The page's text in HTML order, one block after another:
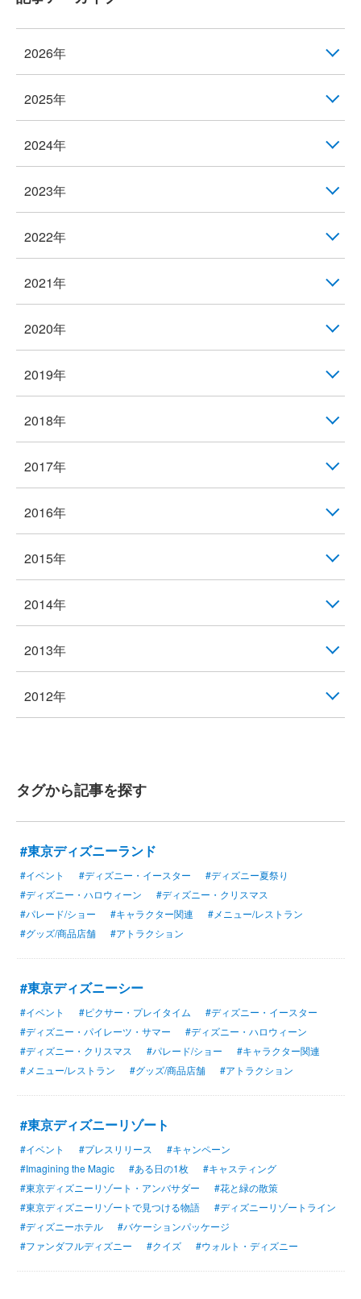
2026年
2025年
2024年
2023年
2022年
2021年
2020年
2019年
2018年
2017年
2016年
2015年
2014年
2013年
2012年
タグから記事を探す
#東京ディズニーランド
#イベント #ディズニー・イースター
#ディズニー夏祭り
#ディズニー・ハロウィーン
#ディズニー・クリスマス
#パレード/ショー
#キャラクター関連
#メニュー/レストラン
#グッズ/商品店舗
#アトラクション
#東京ディズニーシー
#イベント #ピクサー・プレイタイム
#ディズニー・イースター
#ディズニー・パイレーツ・サマー
#ディズニー・ハロウィーン
#ディズニー・クリスマス
#パレード/ショー
#キャラクター関連
#メニュー/レストラン
#グッズ/商品店舗 #アトラクション
#東京ディズニーリゾート
#イベント #プレスリリース
#キャンペーン
#Imagining the Magic
#ある日の1枚
#キャスティング
#東京ディズニーリゾート・アンバサダー
#花と緑の散策
#東京ディズニーリゾートで見つける物語
#ディズニーリゾートライン
#ディズニーホテル
#バケーションパッケージ
#ファンダフルディズニー
#クイズ #ウォルト・ディズニー